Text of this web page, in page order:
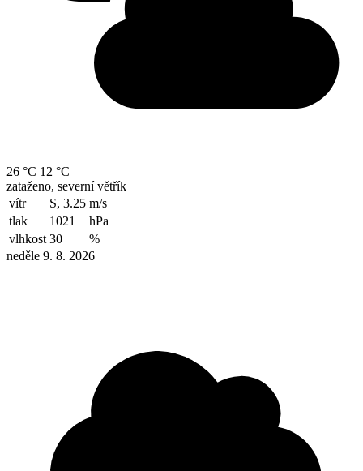
26 °C 12 °C
zataženo, severní větřík
vítr
S, 3.25 m/s
tlak
1021
hPa
vlhkost 30
%
neděle 9. 8. 2026